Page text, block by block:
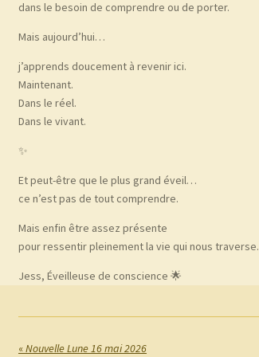
dans le besoin de comprendre ou de porter.
Mais aujourd’hui…
j’apprends doucement à revenir ici.
Maintenant.
Dans le réel.
Dans le vivant.
✨
Et peut-être que le plus grand éveil…
ce n’est pas de tout comprendre.
Mais enfin être assez présente
pour ressentir pleinement la vie qui nous traverse.
Jess, Éveilleuse de conscience 🌟
«Nouvelle Lune 16 mai 2026